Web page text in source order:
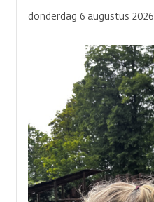
donderdag 6 augustus 2026